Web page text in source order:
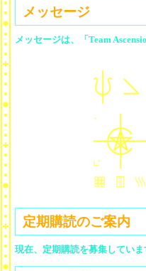
メッセージ
メッセージは、「Team
定期購読のご案内
現在、定期購読を募集していま